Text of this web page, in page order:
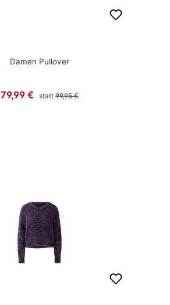
Damen Pullover
Verkaufspreis:
79,99 € statt Regulärer Preis:
99,95 €